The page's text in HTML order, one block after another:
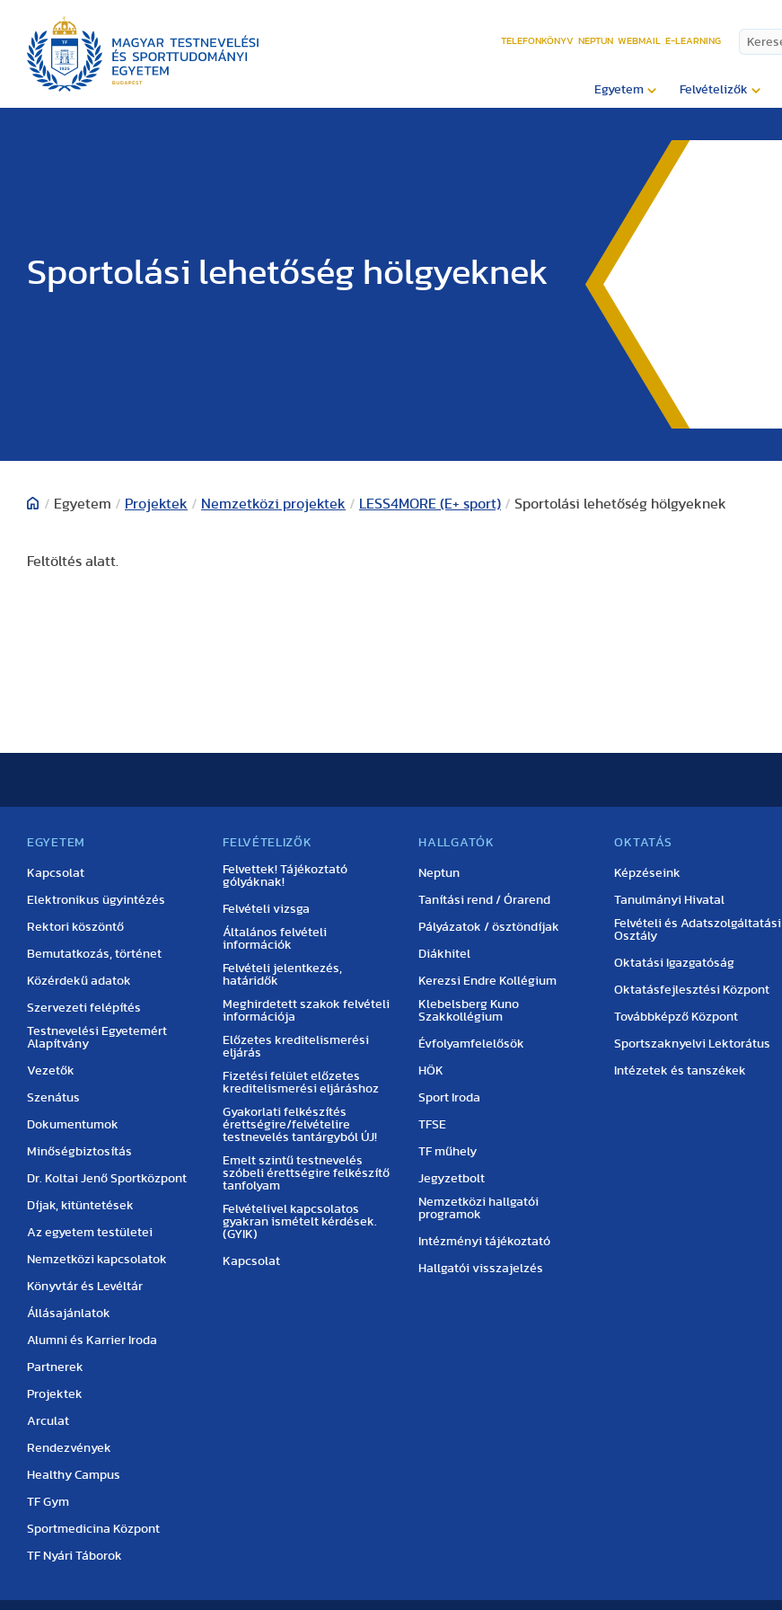
TELEFONKÖNYV NEPTUN WEBMAIL E-LEARNING
Egyetem Felvételizők
Sportolási lehetőség hölgyeknek
/ Egyetem / Projektek / Nemzetközi projektek / LESS4MORE (E+ sport) / Sportolási lehetőség hölgyeknek
Feltöltés alatt.
EGYETEM
Kapcsolat
Elektronikus ügyintézés
Rektori köszöntő
Bemutatkozás, történet
Közérdekű adatok
Szervezeti felépítés
Testnevelési Egyetemért
Alapítvány
Vezetők
Szenátus
Dokumentumok
Minőségbiztosítás
Dr. Koltai Jenő Sportközpont
Díjak, kitüntetések
Az egyetem testületei
Nemzetközi kapcsolatok
Könyvtár és Levéltár
Állásajánlatok
Alumni és Karrier Iroda
Partnerek
Projektek
Arculat
Rendezvények
Healthy Campus
TF Gym
Sportmedicina Központ
TF Nyári Táborok
FELVÉTELIZŐK
Felvettek! Tájékoztató
gólyáknak!
Felvételi vizsga
Általános felvételi
információk
Felvételi jelentkezés,
határidők
Meghirdetett szakok felvételi
információja
Előzetes kreditelismerési
eljárás
Fizetési felület előzetes
kreditelismerési eljáráshoz
Gyakorlati felkészítés
érettségire/felvételire
testnevelés tantárgyból ÚJ!
Emelt szintű testnevelés
szóbeli érettségire felkészítő
tanfolyam
Felvételivel kapcsolatos
gyakran ismételt kérdések.
(GYIK)
Kapcsolat
HALLGATÓK
Neptun
Tanítási rend / Órarend
Pályázatok / ösztöndíjak
Diákhitel
Kerezsi Endre Kollégium
Klebelsberg Kuno
Szakkollégium
Évfolyamfelelősök
HÖK
Sport Iroda
TFSE
TF műhely
Jegyzetbolt
Nemzetközi hallgatói
programok
Intézményi tájékoztató
Hallgatói visszajelzés
OKTATÁS
Képzéseink
Tanulmányi Hivatal
Felvételi és Adatszolgáltatási
Osztály
Oktatási Igazgatóság
Oktatásfejlesztési Központ
Továbbképző Központ
Sportszaknyelvi Lektorátus
Intézetek és tanszékek